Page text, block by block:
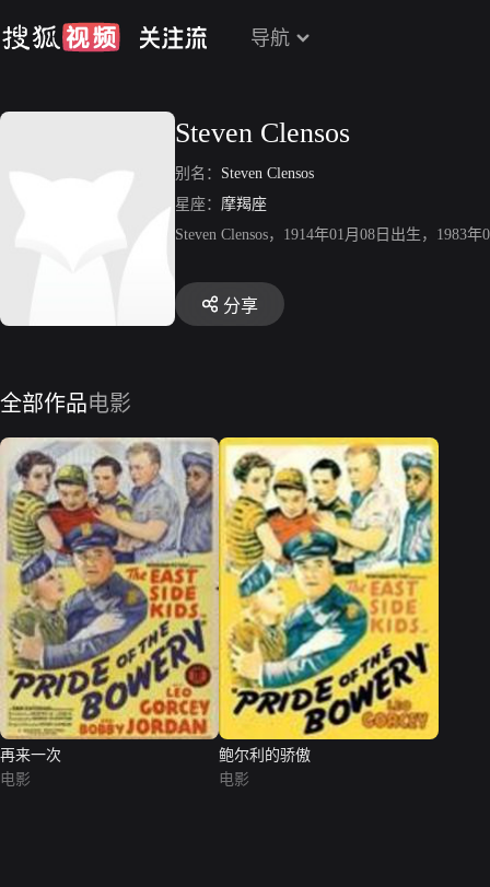
导航
Steven Clensos
别名： Steven Clensos
星座： 摩羯座
Steven Clensos，1914年01月08日出生，1983
分享
全部作品电影
再来一次
电影
鲍尔利的骄傲
电影